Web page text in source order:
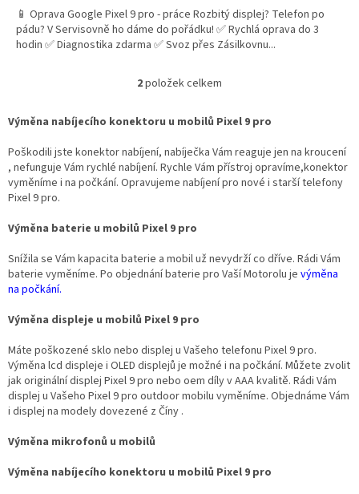
📱 Oprava Google Pixel 9 pro - práce Rozbitý displej? Telefon po
pádu? V Servisovně ho dáme do pořádku! ✅ Rychlá oprava do 3
hodin ✅ Diagnostika zdarma ✅ Svoz přes Zásilkovnu...
O
l
d
a
c
r
k
y
p
s
u
2položek celkem
Výměna nabíjecího konektoru u mobilů Pixel 9 pro
Poškodili jste konektor nabíjení, nabíječka Vám reaguje jen na kroucení
, nefunguje Vám rychlé nabíjení. Rychle Vám přístroj opravíme,konektor
vyměníme i na počkání. Opravujeme nabíjení pro nové i starší telefony
Pixel 9 pro.
Výměna baterie u mobilů Pixel 9 pro
Snížila se Vám kapacita baterie a mobil už nevydrží co dříve. Rádi Vám
baterie vyměníme. Po objednání baterie pro Vaší Motorolu je výměna
na počkání.
Výměna displeje u mobilů Pixel 9 pro
Máte poškozené sklo nebo displej u Vašeho telefonu Pixel 9 pro.
Výměna lcd displeje i OLED displejů je možné i na počkání. Můžete zvolit
jak originální displej Pixel 9 pro nebo oem díly v AAA kvalitě. Rádi Vám
displej u Vašeho Pixel 9 pro outdoor mobilu vyměníme. Objednáme Vám
i displej na modely dovezené z Číny .
Výměna mikrofonů u mobilů
Výměna nabíjecího konektoru u mobilů Pixel 9 pro